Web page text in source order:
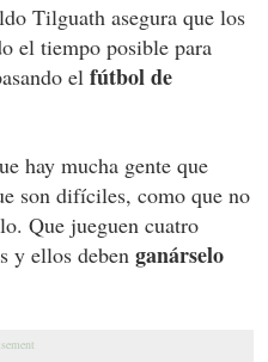
Tilguath asegura que los
el tiempo posible para
el fútbol de
hay mucha gente que
son difíciles, como que no
Que jueguen cuatro
y ellos deben ganárselo